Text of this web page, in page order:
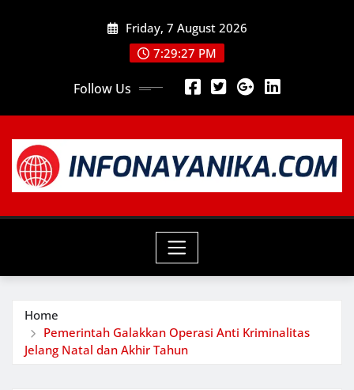
Friday, 7 August 2026
7:29:28 PM
Follow Us
Home
Pemerintah Galakkan Operasi Anti Kriminalitas
Jelang Natal dan Akhir Tahun